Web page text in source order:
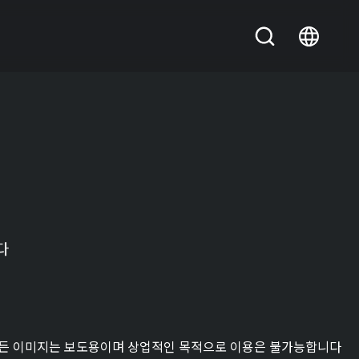
이미지는 보도용이며 상업적인 목적으로 이용은 불가능합니다